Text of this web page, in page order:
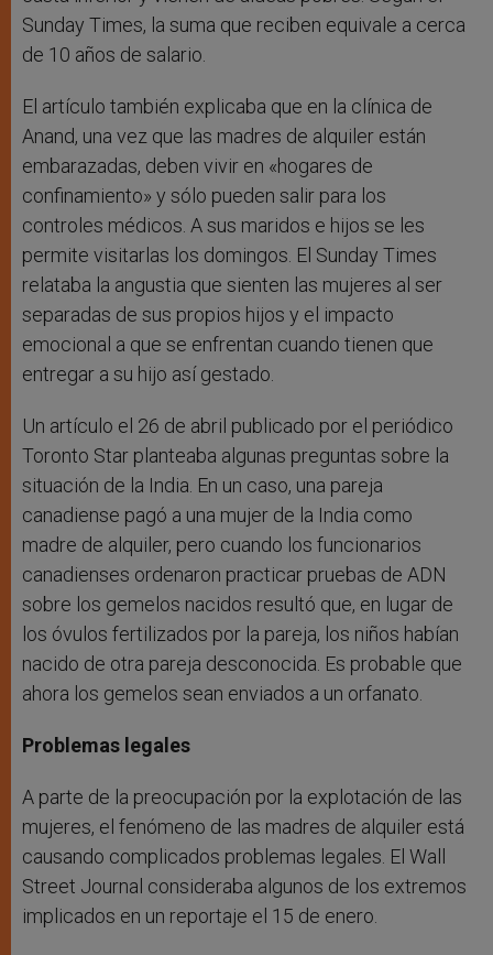
Sunday Times, la suma que reciben equivale a cerca
de 10 años de salario.
El artículo también explicaba que en la clínica de
Anand, una vez que las madres de alquiler están
embarazadas, deben vivir en «hogares de
confinamiento» y sólo pueden salir para los
controles médicos. A sus maridos e hijos se les
permite visitarlas los domingos. El Sunday Times
relataba la angustia que sienten las mujeres al ser
separadas de sus propios hijos y el impacto
emocional a que se enfrentan cuando tienen que
entregar a su hijo así gestado.
Un artículo el 26 de abril publicado por el periódico
Toronto Star planteaba algunas preguntas sobre la
situación de la India. En un caso, una pareja
canadiense pagó a una mujer de la India como
madre de alquiler, pero cuando los funcionarios
canadienses ordenaron practicar pruebas de ADN
sobre los gemelos nacidos resultó que, en lugar de
los óvulos fertilizados por la pareja, los niños habían
nacido de otra pareja desconocida. Es probable que
ahora los gemelos sean enviados a un orfanato.
Problemas legales
A parte de la preocupación por la explotación de las
mujeres, el fenómeno de las madres de alquiler está
causando complicados problemas legales. El Wall
Street Journal consideraba algunos de los extremos
implicados en un reportaje el 15 de enero.